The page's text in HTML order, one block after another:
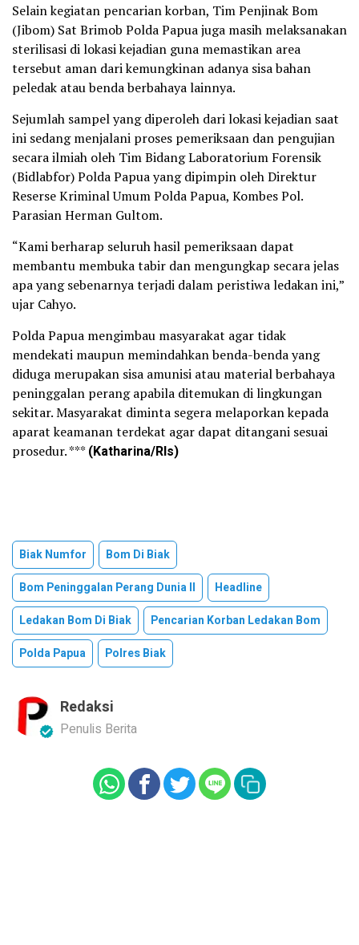
Selain kegiatan pencarian korban, Tim Penjinak Bom
(Jibom) Sat Brimob Polda Papua juga masih melaksanakan
sterilisasi di lokasi kejadian guna memastikan area
tersebut aman dari kemungkinan adanya sisa bahan
peledak atau benda berbahaya lainnya.
Sejumlah sampel yang diperoleh dari lokasi kejadian saat
ini sedang menjalani proses pemeriksaan dan pengujian
secara ilmiah oleh Tim Bidang Laboratorium Forensik
(Bidlabfor) Polda Papua yang dipimpin oleh Direktur
Reserse Kriminal Umum Polda Papua, Kombes Pol.
Parasian Herman Gultom.
“Kami berharap seluruh hasil pemeriksaan dapat
membantu membuka tabir dan mengungkap secara jelas
apa yang sebenarnya terjadi dalam peristiwa ledakan ini,”
ujar Cahyo.
Polda Papua mengimbau masyarakat agar tidak
mendekati maupun memindahkan benda-benda yang
diduga merupakan sisa amunisi atau material berbahaya
peninggalan perang apabila ditemukan di lingkungan
sekitar. Masyarakat diminta segera melaporkan kepada
aparat keamanan terdekat agar dapat ditangani sesuai
prosedur. *** (Katharina/Rls)
Biak Numfor
Bom Di Biak
Bom Peninggalan Perang Dunia II
Headline
Ledakan Bom Di Biak
Pencarian Korban Ledakan Bom
Polda Papua
Polres Biak
Redaksi
Penulis Berita